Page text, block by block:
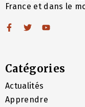
France et dans le
Catégories
Actualités
Apprendre